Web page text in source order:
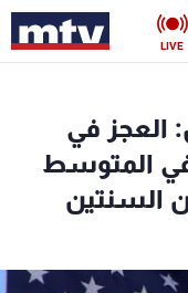
LIVE
العجز في
في المتوسط
السنتين